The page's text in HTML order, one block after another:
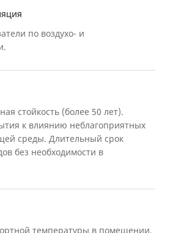
по воздухо- и
стойкость (более 50 лет).
к влиянию неблагоприятных
среды. Длительный срок
без необходимости в